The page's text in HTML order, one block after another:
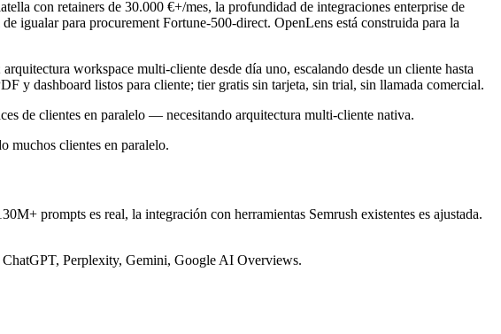
con retainers de 30.000 €+/mes, la profundidad de integraciones enterprise de
para procurement Fortune-500-direct. OpenLens está construida para la
workspace multi-cliente desde día uno, escalando desde un cliente hasta
y dashboard listos para cliente; tier gratis sin tarjeta, sin trial, sin llamada comercial.
de clientes en paralelo — necesitando arquitectura multi-cliente nativa.
muchos clientes en paralelo.
prompts es real, la integración con herramientas Semrush existentes es ajustada.
Perplexity, Gemini, Google AI Overviews.